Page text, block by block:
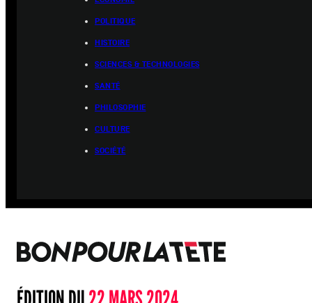
POLITIQUE
HISTOIRE
SCIENCES & TECHNOLOGIES
SANTÉ
PHILOSOPHIE
CULTURE
SOCIÉTÉ